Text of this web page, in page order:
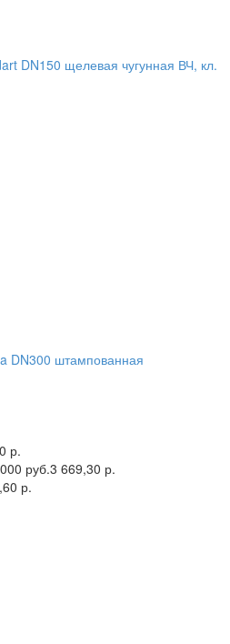
DN150 щелевая чугунная ВЧ, кл.
DN300 штампованная
р.
руб.3 669,30 р.
р.